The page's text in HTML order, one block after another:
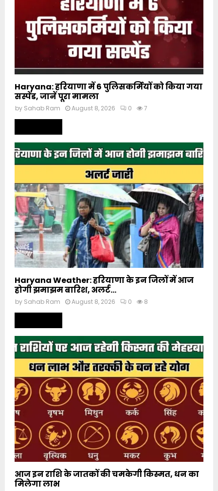
Haryana: हरियाणा में 6 पुलिसकर्मियों को किया गया
सस्पेंड, जानें पूरा मामला
by Sahab Ram August 8, 2026 0 7
Haryana Weather: हरियाणा के इन जिलों में आज
होगी झमाझम बारिश, अलर्ट...
by Sahab Ram August 8, 2026 0 8
आज इन राशि के जातकों की चमकेगी किस्मत, धन का
मिलेगा लाभ